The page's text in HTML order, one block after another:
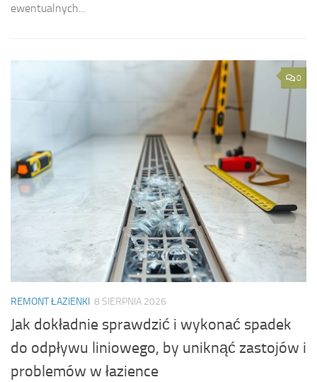
ewentualnych...
0
REMONT ŁAZIENKI 8 SIERPNIA 2026
Jak dokładnie sprawdzić i wykonać spadek
do odpływu liniowego, by uniknąć zastojów i
problemów w łazience